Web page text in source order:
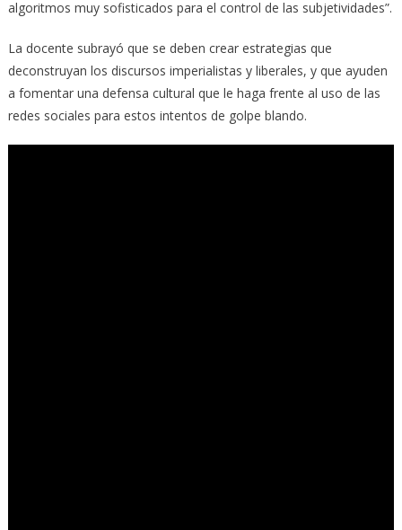
algoritmos muy sofisticados para el control de las subjetividades”.
La docente subrayó que se deben crear estrategias que
deconstruyan los discursos imperialistas y liberales, y que ayuden
a fomentar una defensa cultural que le haga frente al uso de las
redes sociales para estos intentos de golpe blando.